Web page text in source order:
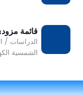
قائمة
الدراسات /
الشمسية